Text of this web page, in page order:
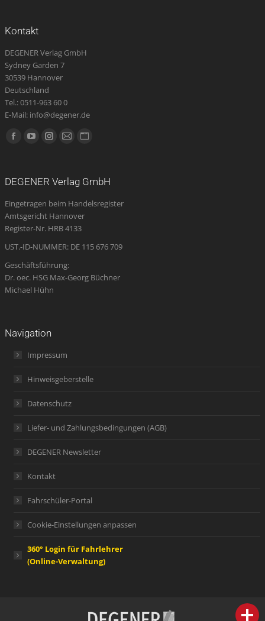
Kontakt
DEGENER Verlag GmbH
Sydney Garden 7
30539 Hannover
Deutschland
Tel.: 0511-963 60 0
E-Mail: info@degener.de
Finden Sie uns auf:
Facebook
new
window
YouTube
new
window
Instagram
new
window
E-
opens
in
new
Website
new
DEGENER Verlag GmbH
Eingetragen beim Handelsregister
Amtsgericht Hannover
Register-Nr. HRB 4133
UST.-ID-NUMMER: DE 115 676 709
Geschäftsführung:
Dr. oec. HSG Max-Georg Büchner
Michael Hühn
Navigation
Impressum
Hinweisgeberstelle
Datenschutz
Liefer- und Zahlungsbedingungen (AGB)
DEGENER Newsletter
Kontakt
Fahrschüler-Portal
Cookie-Einstellungen anpassen
360° Login für Fahrlehrer
(Online-Verwaltung)
person IHR FACHBERATER